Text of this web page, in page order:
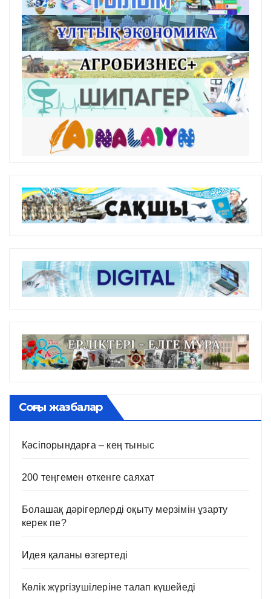
Соңғы жазбалар
Кәсіпорындарға – кең тыныс
200 теңгемен өткенге саяхат
Болашақ дәрігерлерді оқыту мерзімін ұзарту
керек пе?
Идея қаланы өзгертеді
Көлік жүргізушілеріне талап күшейеді